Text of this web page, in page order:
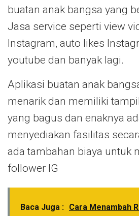
buatan anak bangsa yang
Jasa service seperti view
Instagram, auto likes
youtube dan banyak lagi.
Aplikasi buatan anak
menarik dan memiliki
yang bagus dan enaknya
menyediakan fasilitas
ada tambahan biaya untuk
follower IG
Baca Juga : Cara Menambah